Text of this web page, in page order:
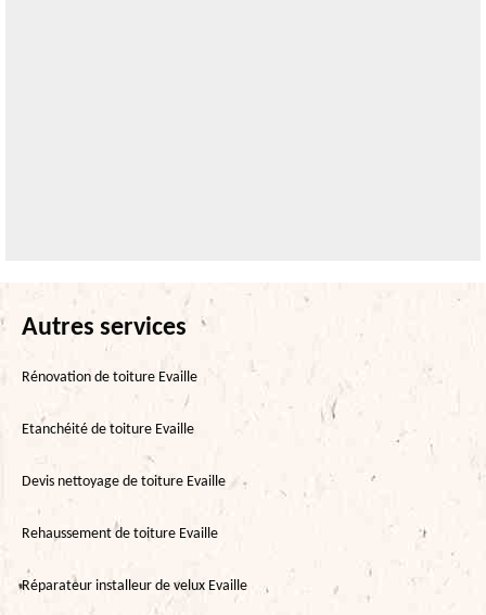
Autres services
Rénovation de toiture Evaille
Etanchéité de toiture Evaille
Devis nettoyage de toiture Evaille
Rehaussement de toiture Evaille
Réparateur installeur de velux Evaille